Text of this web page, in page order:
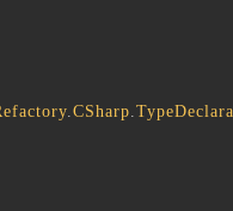
.CSharp.